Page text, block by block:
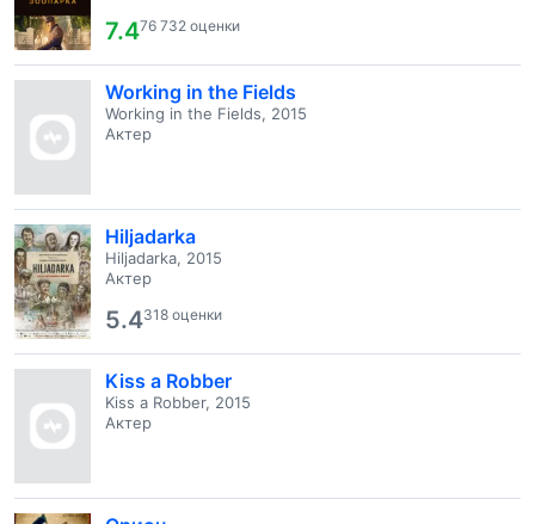
7.476 732 оценки
Working in the Fields
Working in the Fields, 2015
Актер
Hiljadarka
Hiljadarka, 2015
Актер
5.4318 оценки
Kiss a Robber
Kiss a Robber, 2015
Актер